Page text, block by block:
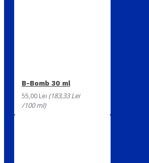
B-Bomb 30 ml
55,00 Lei (183,33 Lei
/100 ml)